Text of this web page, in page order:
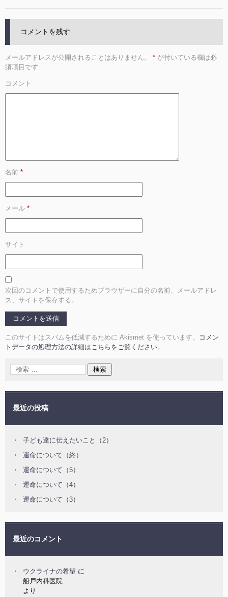
コメントを残す
メールアドレスが公開されることはありません。 * が付いている欄は必
須項目です
コメント
名前 *
メール *
サイト
次回のコメントで使用するためブラウザーに自分の名前、メールアドレ
ス、サイトを保存する。
このサイトはスパムを低減するために Akismet を使っています。
コメン
トデータの処理方法の詳細はこちらをご覧ください。
最近の投稿
子ども達に伝えたいこと（2）
運命について（終）
運命について（5）
運命について（4）
運命について（3）
最近のコメント
ウクライナの希望 に
船戸内科医院
より